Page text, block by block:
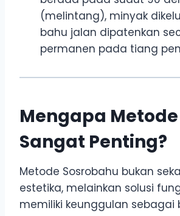
(melintang), minyak
bahu jalan dipatenkan
permanen pada tiang
Mengapa
Sangat Penting?
Metode Sosrobahu bukan
estetika, melainkan solusi
memiliki keunggulan sebagai